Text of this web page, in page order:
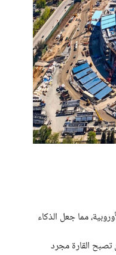
مما جعل الذكاء
تصبح القارة مجرد